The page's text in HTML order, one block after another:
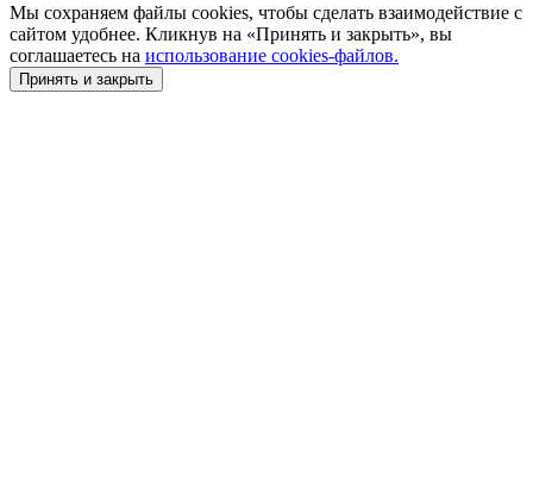
Мы сохраняем файлы cookies, чтобы сделать взаимодействие с
сайтом удобнее. Кликнув на «Принять и закрыть», вы
соглашаетесь на использование cookies-файлов.
Принять и закрыть